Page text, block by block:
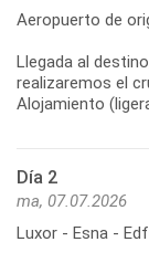
Aeropuerto de
Llegada al
realizaremos el
Alojamiento
Día 2
ma, 07.07.2026
Luxor - Esna -